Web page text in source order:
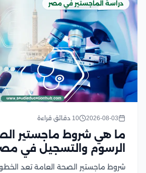
دراسة الماجستير في مصر
2026-08-03 10 دقائق قراءة
ما هي شروط ماجستير
الرسوم والتسجيل في مصر
شروط ماجستير الصحة العامة تعد الخطوة